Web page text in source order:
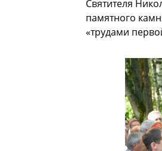
Святителя
памятного
«трудами